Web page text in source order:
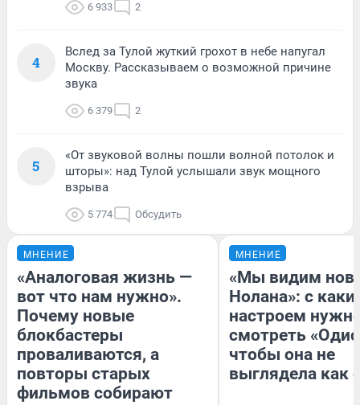
6 933 2
4
Вслед за Тулой жуткий грохот в небе напугал
Москву. Рассказываем о возможной причине
звука
6 379 2
5
«От звуковой волны пошли волной потолок и
шторы»: над Тулой услышали звук мощного
взрыва
5 774 Обсудить
МНЕНИЕ
«Аналоговая жизнь —
вот что нам нужно».
Почему новые
блокбастеры
проваливаются, а
повторы старых
фильмов собирают
МНЕНИЕ
«Мы видим
Нолана»: с
настроем
смотреть
чтобы она не
выглядела как